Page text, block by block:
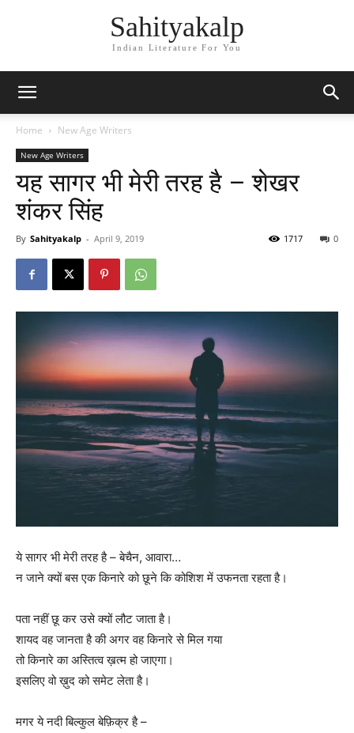
Sahityakalp
Indian Literature For You
Home New Age Writers
New Age Writers
यह सागर भी मेरी तरह है – शेखर
शंकर सिंह
By Sahityakalp - April 9, 2019 0
1717
ये सागर भी मेरी तरह है – बेचैन, आवारा…
न जाने क्यों बस एक किनारे को छूने कि कोशिश में उफनता रहता है।
पता नहीं छू कर उसे क्यों लौट जाता है।
शायद वह जानता है की अगर वह किनारे से मिल गया
तो किनारे का अस्तित्व ख़त्म हो जाएगा।
इसलिए वो ख़ुद को समेट लेता है।
मगर ये नदी बिल्कुल बेफ़िक्र है –